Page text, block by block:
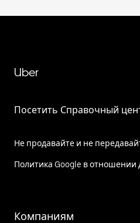
Uber
Посетить Справочный
Не продавайте и не
Политика Google в отношении
Компаниям